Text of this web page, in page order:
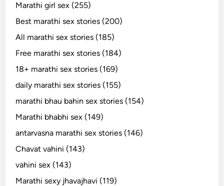
Marathi girl sex (255)
Best marathi sex stories (200)
All marathi sex stories (185)
Free marathi sex stories (184)
18+ marathi sex stories (169)
daily marathi sex stories (155)
marathi bhau bahin sex stories (154)
Marathi bhabhi sex (149)
antarvasna marathi sex stories (146)
Chavat vahini (143)
vahini sex (143)
Marathi sexy jhavajhavi (119)